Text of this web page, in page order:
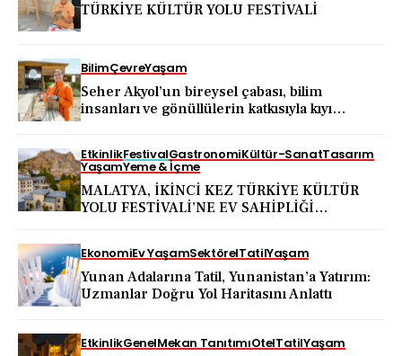
TÜRKİYE KÜLTÜR YOLU FESTİVALİ
BilimÇevreYaşam
Seher Akyol’un bireysel çabası, bilim
insanları ve gönüllülerin katkısıyla kıyı
EtkinlikFestivalGastronomiKültür-SanatTasarım
YaşamYeme & İçme
MALATYA, İKİNCİ KEZ TÜRKİYE KÜLTÜR
YOLU FESTİVALİ’NE EV SAHİPLİĞİ
EkonomiEv YaşamSektörelTatilYaşam
Yunan Adalarına Tatil, Yunanistan’a Yatırım:
Uzmanlar Doğru Yol Haritasını Anlattı
EtkinlikGenelMekan TanıtımıOtelTatilYaşam